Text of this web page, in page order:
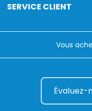
SERVICE CLIENT
Vous
Évaluez-